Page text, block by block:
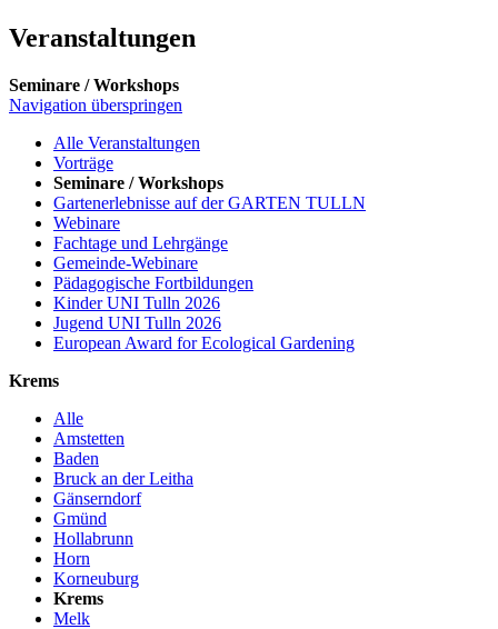
Veranstaltungen
Seminare / Workshops
Navigation überspringen
Alle Veranstaltungen
Vorträge
Seminare / Workshops
Gartenerlebnisse auf der GARTEN TULLN
Webinare
Fachtage und Lehrgänge
Gemeinde-Webinare
Pädagogische Fortbildungen
Kinder UNI Tulln 2026
Jugend UNI Tulln 2026
European Award for Ecological Gardening
Krems
Alle
Amstetten
Baden
Bruck an der Leitha
Gänserndorf
Gmünd
Hollabrunn
Horn
Korneuburg
Krems
Melk